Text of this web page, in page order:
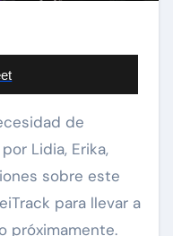
Lidia, Erika,
sobre este
para llevar a
próximamente.